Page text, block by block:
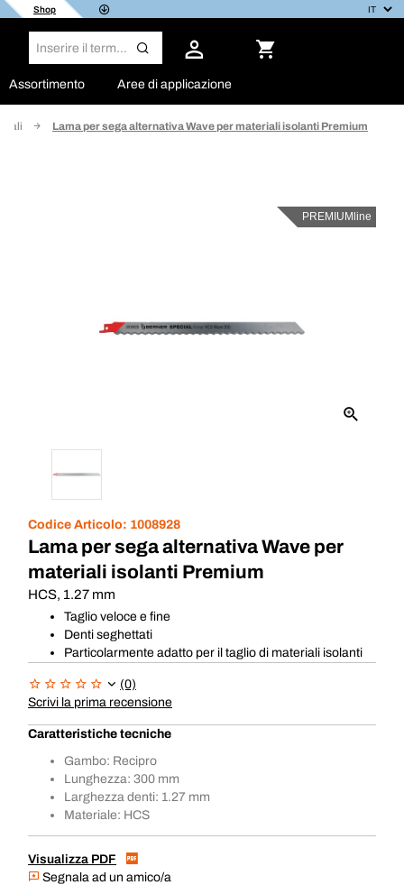
Shop
Assortimento Aree di applicazione
Lama per sega alternativa Wave per materiali isolanti Premium
PREMIUMline
Codice Articolo: 1008928
Lama per sega alternativa Wave per
materiali isolanti Premium
HCS, 1.27 mm
Taglio veloce e fine
Denti seghettati
Particolarmente adatto per il taglio di materiali isolanti
(0)
Scrivi la prima recensione
Caratteristiche tecniche
Gambo: Recipro
Lunghezza: 300 mm
Larghezza denti: 1.27 mm
Materiale: HCS
Visualizza PDF
Segnala ad un amico/a